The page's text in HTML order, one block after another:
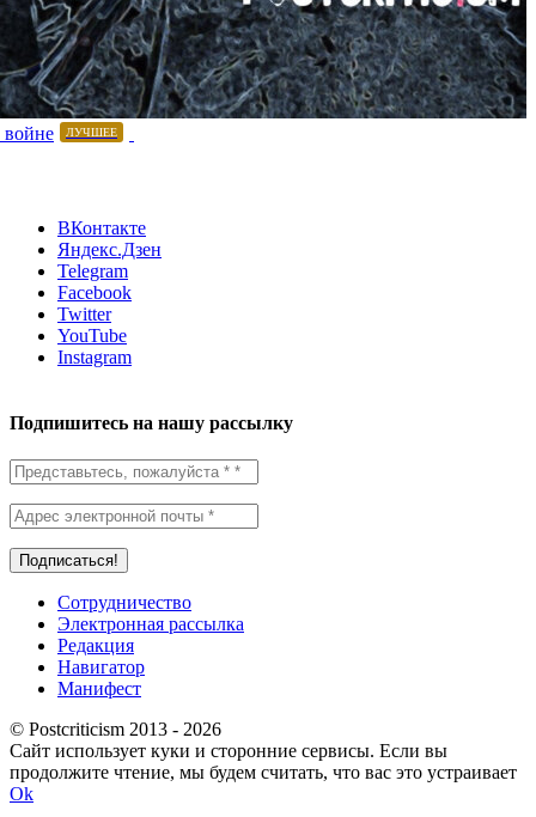
ЛУЧШЕЕ
ВКонтакте
Яндекс.Дзен
Telegram
Facebook
Twitter
YouTube
Instagram
Подпишитесь на нашу рассылку
Сотрудничество
Электронная рассылка
Редакция
Навигатор
Манифест
© Postcriticism 2013 - 2026
Сайт использует куки и сторонние сервисы. Если вы
продолжите чтение, мы будем считать, что вас это устраивает
Ok